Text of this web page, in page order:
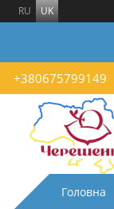
RU UK
+380675799149
Головна